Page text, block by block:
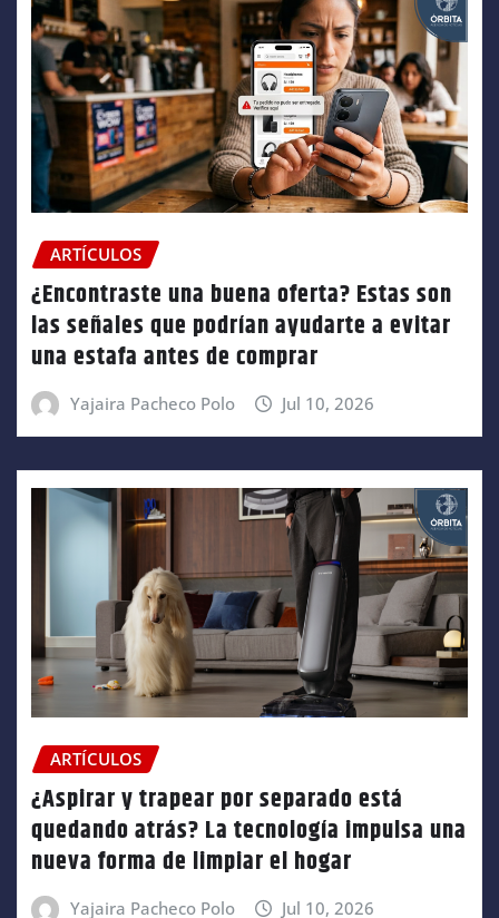
ARTÍCULOS
¿Encontraste una buena oferta? Estas son
las señales que podrían ayudarte a evitar
una estafa antes de comprar
Yajaira Pacheco Polo Jul 10, 2026
ARTÍCULOS
¿Aspirar y trapear por separado está
quedando atrás? La tecnología impulsa una
nueva forma de limpiar el hogar
Yajaira Pacheco Polo Jul 10, 2026